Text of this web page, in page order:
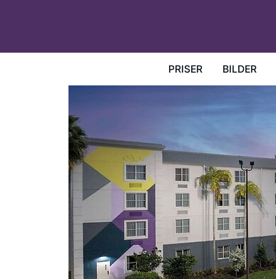
PRISER BILDER